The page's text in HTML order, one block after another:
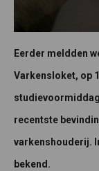
Eerder meldden
Varkensloket, op
recentste
varkenshouderij.
bekend.